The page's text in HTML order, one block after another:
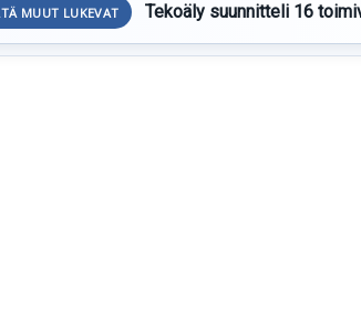
MUUT LUKEVAT Tekoäly suunnitteli 16